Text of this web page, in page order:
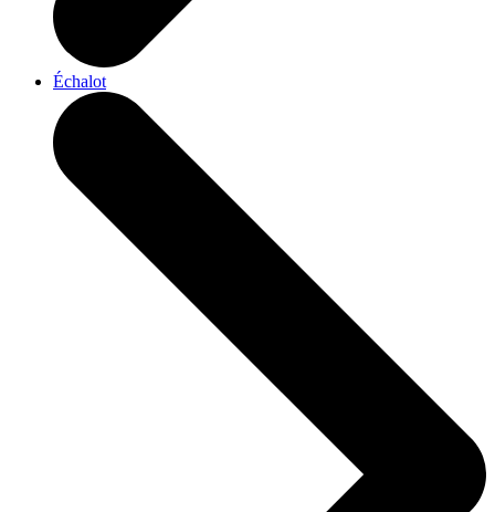
Échalot